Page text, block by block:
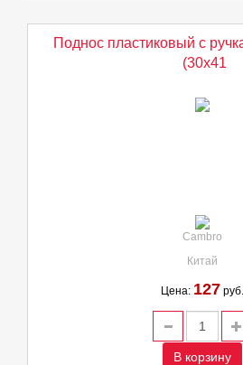
Поднос пластиковый с
(30х41
Cambro
Китай
Цена: 127 руб.
В корзину